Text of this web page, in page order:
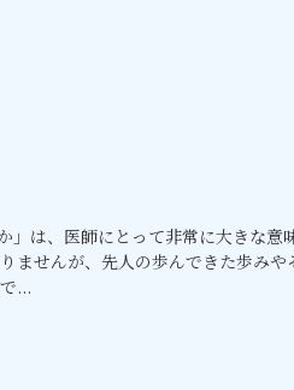
」は、医師にとって非常に大きな意
ませんが、先人の歩んできた歩みや
...